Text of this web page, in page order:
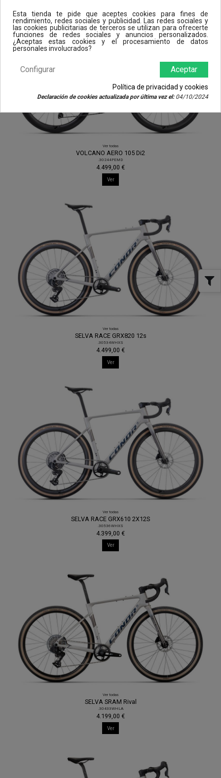
Ver todas
VOLCANO AERO 105 Di2
.30244PEMD
4.499,00 €
Ver
Ver todas
SELVA RACE GRX820 12s
.30534WHXS
4.499,00 €
Ver
Ver todas
SELVA RACE GRX610 2X12S
.30536WHXS
4.399,00 €
Ver
Ver todas
SELVA SRAM Rival
.30433WHLA
4.199,00 €
Ver
Esta tienda te pide que aceptes cookies para fines de
rendimiento, redes sociales y publicidad. Las redes sociales y
las cookies publicitarias de terceros se utilizan para ofrecerte
funciones de redes sociales y anuncios personalizados.
¿Aceptas estas cookies y el procesamiento de datos
personales involucrados?
Aceptar
Configurar
Política de privacidad y cookies
Declaración de cookies actualizada por última vez el:04/10/2024